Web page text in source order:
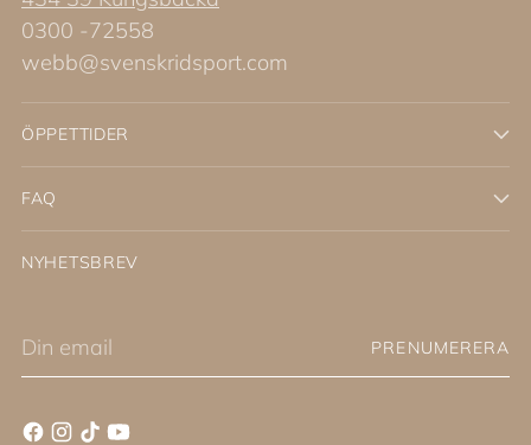
0300 -72558
webb@svenskridsport.com
ÖPPETTIDER
FAQ
NYHETSBREV
Din
PRENUMERERA